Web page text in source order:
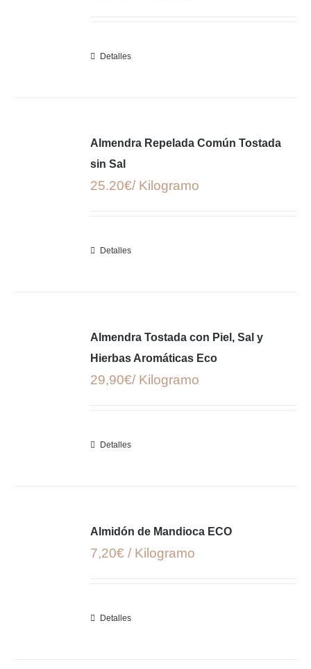
Detalles
Almendra Repelada Común Tostada
sin Sal
25.20€/ Kilogramo
Detalles
Almendra Tostada con Piel, Sal y
Hierbas Aromáticas Eco
29,90€/ Kilogramo
Detalles
Almidón de Mandioca ECO
7,20€ / Kilogramo
Detalles